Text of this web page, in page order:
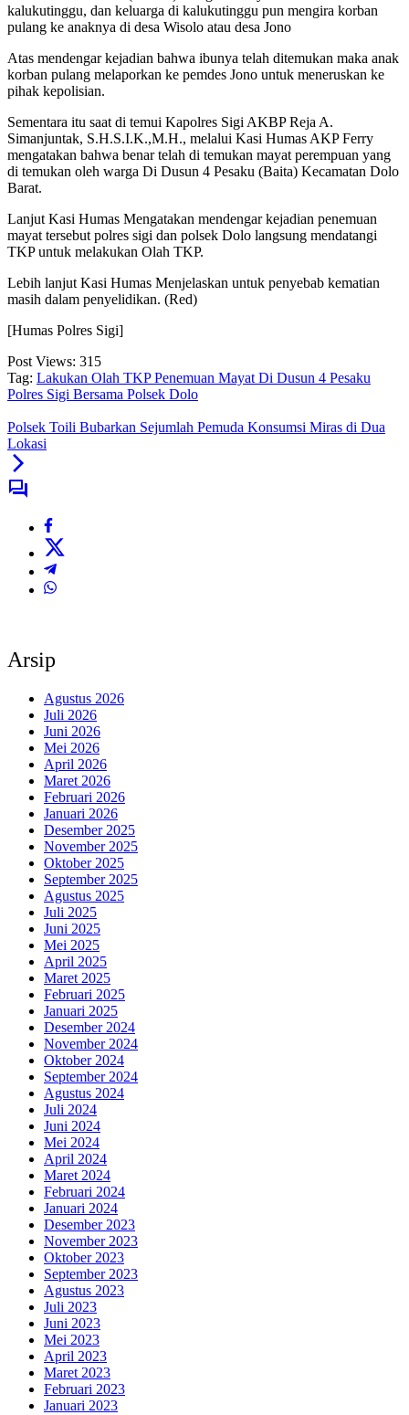
kalukutinggu, dan keluarga di kalukutinggu pun mengira korban
pulang ke anaknya di desa Wisolo atau desa Jono
Atas mendengar kejadian bahwa ibunya telah ditemukan maka anak
korban pulang melaporkan ke pemdes Jono untuk meneruskan ke
pihak kepolisian.
Sementara itu saat di temui Kapolres Sigi AKBP Reja A.
Simanjuntak, S.H.S.I.K.,M.H., melalui Kasi Humas AKP Ferry
mengatakan bahwa benar telah di temukan mayat perempuan yang
di temukan oleh warga Di Dusun 4 Pesaku (Baita) Kecamatan Dolo
Barat.
Lanjut Kasi Humas Mengatakan mendengar kejadian penemuan
mayat tersebut polres sigi dan polsek Dolo langsung mendatangi
TKP untuk melakukan Olah TKP.
Lebih lanjut Kasi Humas Menjelaskan untuk penyebab kematian
masih dalam penyelidikan. (Red)
[Humas Polres Sigi]
Post Views: 315
Tag: Lakukan Olah TKP Penemuan Mayat Di Dusun 4 Pesaku
Polres Sigi Bersama Polsek Dolo
Polsek Toili Bubarkan Sejumlah Pemuda Konsumsi Miras di Dua
Lokasi
Arsip
Agustus 2026
Juli 2026
Juni 2026
Mei 2026
April 2026
Maret 2026
Februari 2026
Januari 2026
Desember 2025
November 2025
Oktober 2025
September 2025
Agustus 2025
Juli 2025
Juni 2025
Mei 2025
April 2025
Maret 2025
Februari 2025
Januari 2025
Desember 2024
November 2024
Oktober 2024
September 2024
Agustus 2024
Juli 2024
Juni 2024
Mei 2024
April 2024
Maret 2024
Februari 2024
Januari 2024
Desember 2023
November 2023
Oktober 2023
September 2023
Agustus 2023
Juli 2023
Juni 2023
Mei 2023
April 2023
Maret 2023
Februari 2023
Januari 2023